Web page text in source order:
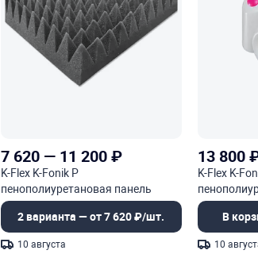
7 620 — 11 200 ₽
K-Flex K-Fonik P
пенополиуретановая панель
(пластина)
2 варианта — от 7 620 ₽/шт.
10 августа
13 800
K-Flex K-
рельефной
(пластина)
В
10